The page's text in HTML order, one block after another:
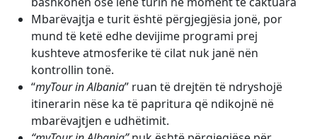
Mbarëvajtja e turit është përgjegjësia jonë, por
mund të ketë edhe devijime programi prej
kushteve atmosferike të cilat nuk janë nën
kontrollin tonë.
“myTour in Albania” ruan të drejtën të ndryshojë
itinerarin nëse ka të papritura që ndikojnë në
mbarëvajtjen e udhëtimit.